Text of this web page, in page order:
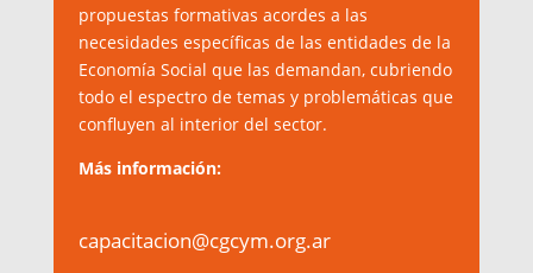
propuestas formativas acordes a las
necesidades específicas de las entidades de la
Economía Social que las demandan, cubriendo
todo el espectro de temas y problemáticas que
confluyen al interior del sector.
Más información:
capacitacion@cgcym.org.ar